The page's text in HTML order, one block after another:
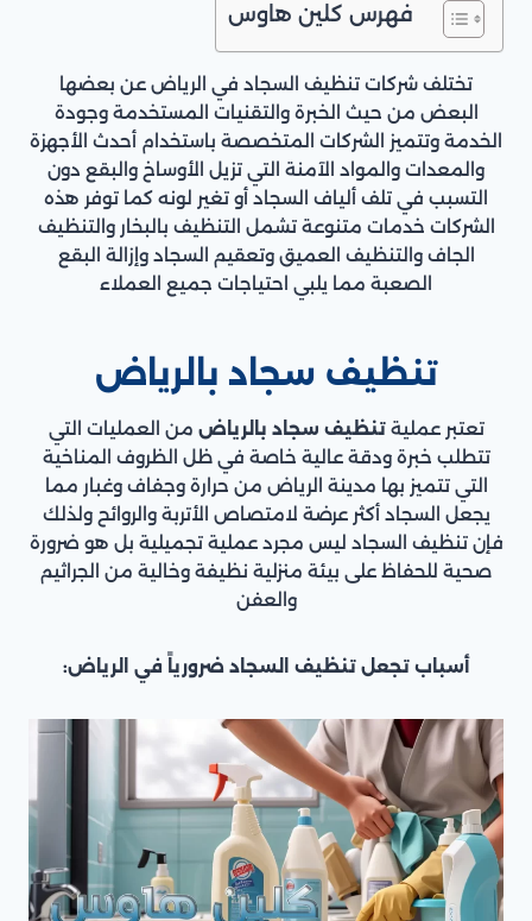
فهرس كلين هاوس
تختلف شركات تنظيف السجاد في الرياض عن بعضها
البعض من حيث الخبرة والتقنيات المستخدمة وجودة
الخدمة وتتميز الشركات المتخصصة باستخدام أحدث الأجهزة
والمعدات والمواد الآمنة التي تزيل الأوساخ والبقع دون
التسبب في تلف ألياف السجاد أو تغير لونه كما توفر هذه
الشركات خدمات متنوعة تشمل التنظيف بالبخار والتنظيف
الجاف والتنظيف العميق وتعقيم السجاد وإزالة البقع
الصعبة مما يلبي احتياجات جميع العملاء
تنظيف سجاد بالرياض
تعتبر عمليةتنظيف سجاد بالرياض من العمليات التي
تتطلب خبرة ودقة عالية خاصة في ظل الظروف المناخية
التي تتميز بها مدينة الرياض من حرارة وجفاف وغبار مما
يجعل السجاد أكثر عرضة لامتصاص الأتربة والروائح ولذلك
فإن تنظيف السجاد ليس مجرد عملية تجميلية بل هو ضرورة
صحية للحفاظ على بيئة منزلية نظيفة وخالية من الجراثيم
والعفن
أسباب تجعل تنظيف السجاد ضرورياً في الرياض: